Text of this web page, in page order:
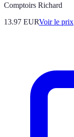
Comptoirs Richard
13.97 EURVoir le prix